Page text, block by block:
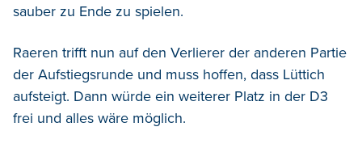
sauber zu Ende zu spielen.
Raeren trifft nun auf den Verlierer der anderen Partie
der Aufstiegsrunde und muss hoffen, dass Lüttich
aufsteigt. Dann würde ein weiterer Platz in der D3
frei und alles wäre möglich.